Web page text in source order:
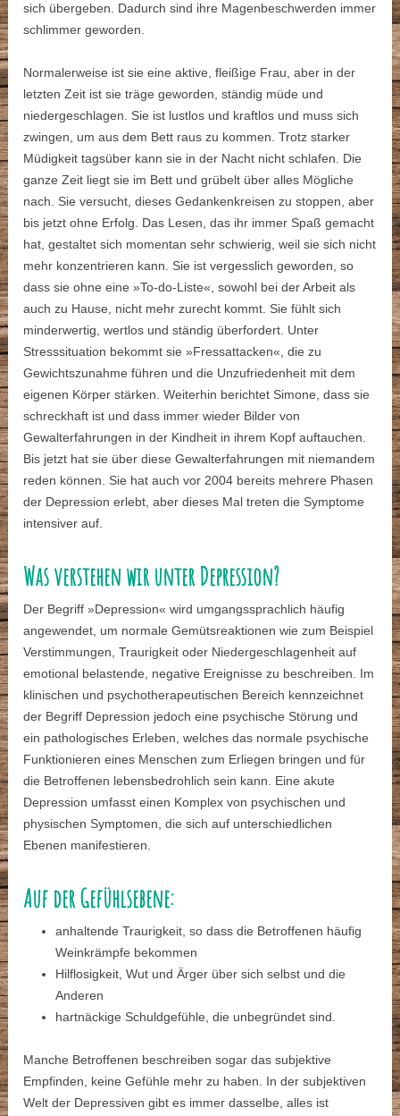
sich übergeben. Dadurch sind ihre Magenbeschwerden immer
schlimmer geworden.
Normalerweise ist sie eine aktive, fleißige Frau, aber in der
letzten Zeit ist sie träge geworden, ständig müde und
niedergeschlagen. Sie ist lustlos und kraftlos und muss sich
zwingen, um aus dem Bett raus zu kommen. Trotz starker
Müdigkeit tagsüber kann sie in der Nacht nicht schlafen. Die
ganze Zeit liegt sie im Bett und grübelt über alles Mögliche
nach. Sie versucht, dieses Gedankenkreisen zu stoppen, aber
bis jetzt ohne Erfolg. Das Lesen, das ihr immer Spaß gemacht
hat, gestaltet sich momentan sehr schwierig, weil sie sich nicht
mehr konzentrieren kann. Sie ist vergesslich geworden, so
dass sie ohne eine »To-do-Liste«, sowohl bei der Arbeit als
auch zu Hause, nicht mehr zurecht kommt. Sie fühlt sich
minderwertig, wertlos und ständig überfordert. Unter
Stresssituation bekommt sie »Fressattacken«, die zu
Gewichtszunahme führen und die Unzufriedenheit mit dem
eigenen Körper stärken. Weiterhin berichtet Simone, dass sie
schreckhaft ist und dass immer wieder Bilder von
Gewalterfahrungen in der Kindheit in ihrem Kopf auftauchen.
Bis jetzt hat sie über diese Gewalterfahrungen mit niemandem
reden können. Sie hat auch vor 2004 bereits mehrere Phasen
der Depression erlebt, aber dieses Mal treten die Symptome
intensiver auf.
Was verstehen wir unter Depression?
Der Begriff »Depression« wird umgangssprachlich häufig
angewendet, um normale Gemütsreaktionen wie zum Beispiel
Verstimmungen, Traurigkeit oder Niedergeschlagenheit auf
emotional belastende, negative Ereignisse zu beschreiben. Im
klinischen und psychotherapeutischen Bereich kennzeichnet
der Begriff Depression jedoch eine psychische Störung und
ein pathologisches Erleben, welches das normale psychische
Funktionieren eines Menschen zum Erliegen bringen und für
die Betroffenen lebensbedrohlich sein kann. Eine akute
Depression umfasst einen Komplex von psychischen und
physischen Symptomen, die sich auf unterschiedlichen
Ebenen manifestieren.
Auf der Gefühlsebene:
anhaltende Traurigkeit, so dass die Betroffenen häufig
Weinkrämpfe bekommen
Hilflosigkeit, Wut und Ärger über sich selbst und die
Anderen
hartnäckige Schuldgefühle, die unbegründet sind.
Manche Betroffenen beschreiben sogar das subjektive
Empfinden, keine Gefühle mehr zu haben. In der subjektiven
Welt der Depressiven gibt es immer dasselbe, alles ist